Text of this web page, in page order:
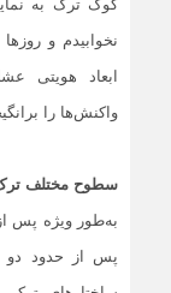
گوک ترک به
نخوابیدم و
ابعاد هویتی
واکنش‌ها را
سطوح مختلف
پس از حدود دو